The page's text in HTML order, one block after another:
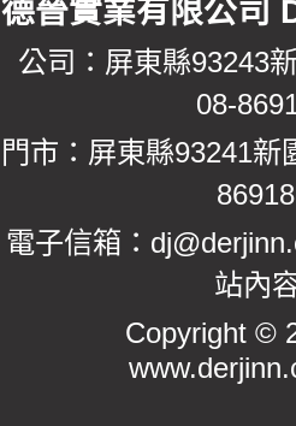
德晉實業有限公
公司：屏東縣93243
08-
門市：屏東縣93241
電子信箱：
站內
Copyright ©